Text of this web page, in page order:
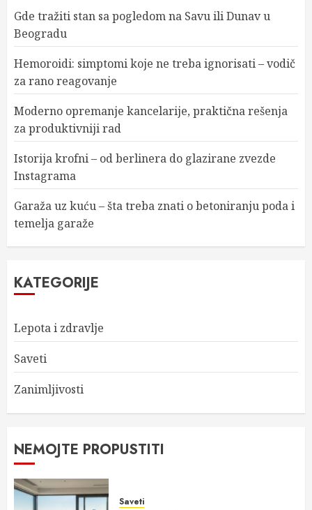
Gde tražiti stan sa pogledom na Savu ili Dunav u
Beogradu
Hemoroidi: simptomi koje ne treba ignorisati – vodič
za rano reagovanje
Moderno opremanje kancelarije, praktična rešenja
za produktivniji rad
Istorija krofni – od berlinera do glazirane zvezde
Instagrama
Garaža uz kuću – šta treba znati o betoniranju poda i
temelja garaže
KATEGORIJE
Lepota i zdravlje
Saveti
Zanimljivosti
NEMOJTE PROPUSTITI
Saveti